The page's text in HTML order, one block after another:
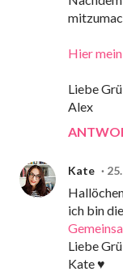
Hier
Liebe
Alex
Kate
ich bin
Liebe
Kate ♥